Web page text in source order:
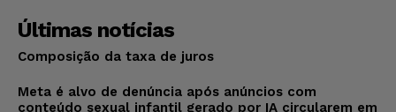
Últimas notícias
Composição da taxa de juros
Meta é alvo de denúncia após anúncios com
conteúdo sexual infantil gerado por IA circularem em